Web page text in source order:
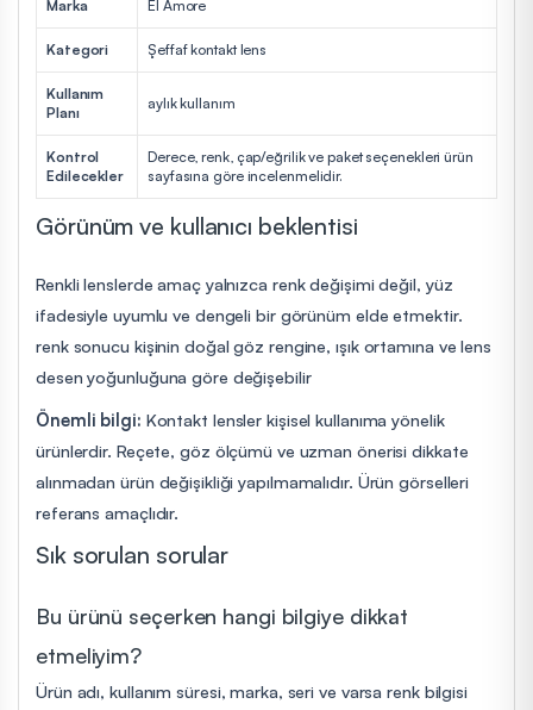
Marka El Amore
Kategori Şeffaf kontakt lens
Kullanım
Planı
aylık kullanım
Kontrol
Edilecekler
Derece, renk, çap/eğrilik ve paket seçenekleri ürün
sayfasına göre incelenmelidir.
Görünüm ve kullanıcı beklentisi
Renkli lenslerde amaç yalnızca renk değişimi değil, yüz
ifadesiyle uyumlu ve dengeli bir görünüm elde etmektir.
renk sonucu kişinin doğal göz rengine, ışık ortamına ve lens
desen yoğunluğuna göre değişebilir
Önemli bilgi: Kontakt lensler kişisel kullanıma yönelik
ürünlerdir. Reçete, göz ölçümü ve uzman önerisi dikkate
alınmadan ürün değişikliği yapılmamalıdır. Ürün görselleri
referans amaçlıdır.
Sık sorulan sorular
Bu ürünü seçerken hangi bilgiye dikkat
etmeliyim?
Ürün adı, kullanım süresi, marka, seri ve varsa renk bilgisi